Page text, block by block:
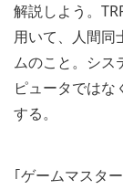
解説しよう。
用いて、人間同
ムのこと。シス
ピュータではな
する。
｢ゲームマスタ